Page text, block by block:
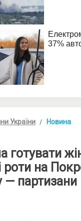
України Новина
готувати
роти на
— партизани